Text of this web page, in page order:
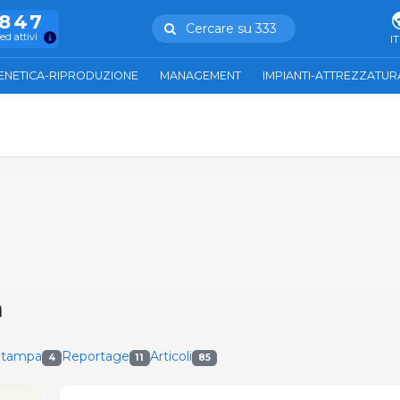
attivi
Cercare su 333
IT
RIPRODUZIONE MANAGEMENT IMPIANTI-
4 Reportage 11 Articoli 85